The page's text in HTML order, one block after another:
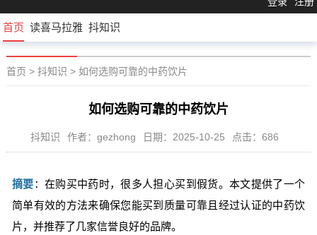
首页 读喜马拉雅 抖知识
首页 > 抖知识 > 如何选购可靠的中药饮片
如何选购可靠的中药饮片
抖知识 作者：gezhong 日期：2025-10-25 点击：686
摘要：在购买中药时，很多人担心买到假货。本文提供了一个
简单有效的方法来确保您能买到质量可靠且经过认证的中药饮
片，并推荐了几家信誉良好的品牌。